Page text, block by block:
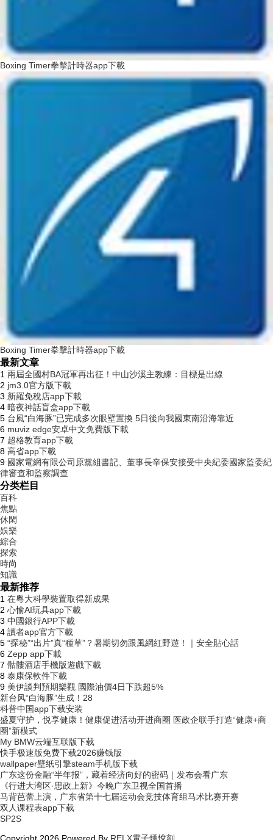
Boxing Timer拳擊計時器app下載
Boxing Timer拳擊計時器app下載
最新文章
1 兩屆全國村BA冠軍再出征！中山沙溪主教練：目標是出線
2 jm3.0官方版下載
3 新羅免稅店app下載
4 暗夜神話盲盒app下載
5 台風“白海豚”已完成多次眼壁置換 5日後向我國東南沿海靠近
6 muviz edge安卓中文免費版下載
7 超格教育app下載
8 高省app下載
9 國家電網有限公司原黨組書記、董事長辛保安接受中央紀委國家監委紀
律審查和監察調查
分类栏目
百科
焦點
休閑
娛樂
綜合
探索
時尚
知識
最新推荐
1 在粵大科學裝置取得新成果
2 心愉AI玩具app下載
3 中國銀行APP下載
4 讀者app官方下載
5 “探秘”“出片”真“種草”？暑期切勿跟風網紅野遊！｜安全貼心話
6 Zepp app下載
7 骷髏酒店手機版遊戲下載
8 泰康保軟件下載
9 美伊談判預期樂觀 國際油價4日下跌超5%
新台风“白海豚”生成！28
科普中国app下载安装
盛夏守护，悦享健康！健康促进活动开进商圈 医政企联手打造“健康+商
圈”新模式
My BMW云端互联版下载
快手极速版免费下载2026赚钱版
wallpaper壁纸引擎steam手机版下载
广东这份金融“半年报”，藏着经济向好的密码｜发布会看广东
《行进大湾区·思政上新》今晚广东卫视全国首播
马背芭蕾上演，广东省第十七届运动会竞技体育组马术比赛开赛
双人课程表app下载
SP2S